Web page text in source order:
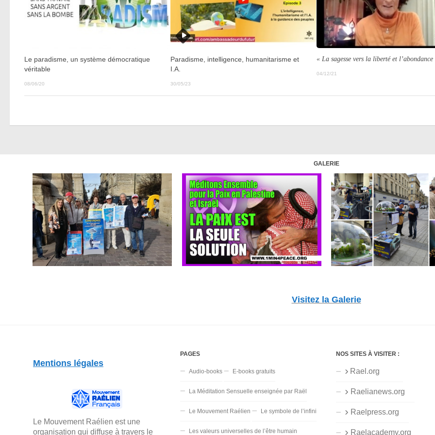
Le paradisme, un système démocratique
véritable
08/06/20
Paradisme, intelligence, humanitarisme et
I.A.
30/05/23
« La sagesse vers la liberté et l’abondance
04/12/21
GALERIE
Visitez la Galerie
Mentions légales
Le Mouvement Raélien est une
organisation qui diffuse à travers le
PAGES
Audio-books E-books gratuits
La Méditation Sensuelle enseignée par Raël
Le Mouvement Raélien Le symbole de l’infini
Les valeurs universelles de l’être humain
NOS SITES À VISITER :
Rael.org
Raelianews.org
Raelpress.org
Raelacademy.org